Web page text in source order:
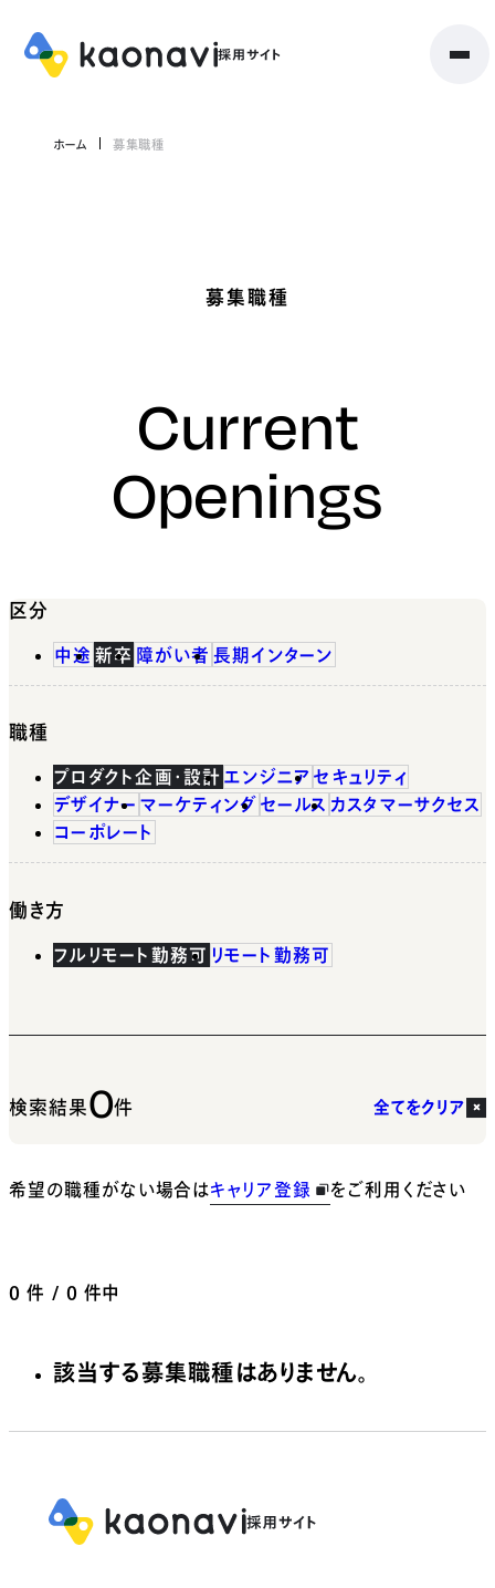
ホーム 募集職種
募集職種
Current
Openings
区分
中途 新卒 障がい者 長期インターン
職種
プロダクト企画・設計 エンジニア セキュリティ
デザイナー マーケティング セールス カスタマーサクセス
コーポレート
働き方
フルリモート勤務可 リモート勤務可
検索結果0件 全てをクリア
希望の職種がない場合はキャリア登録 をご利用ください
0 件 / 0 件中
該当する募集職種はありません。